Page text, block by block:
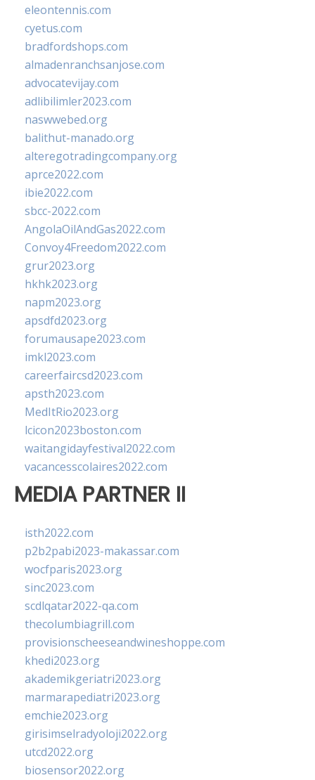
eleontennis.com
cyetus.com
bradfordshops.com
almadenranchsanjose.com
advocatevijay.com
adlibilimler2023.com
naswwebed.org
balithut-manado.org
alteregotradingcompany.org
aprce2022.com
ibie2022.com
sbcc-2022.com
AngolaOilAndGas2022.com
Convoy4Freedom2022.com
grur2023.org
hkhk2023.org
napm2023.org
apsdfd2023.org
forumausape2023.com
imkl2023.com
careerfaircsd2023.com
apsth2023.com
MedItRio2023.org
lcicon2023boston.com
waitangidayfestival2022.com
vacancesscolaires2022.com
MEDIA PARTNER II
isth2022.com
p2b2pabi2023-makassar.com
wocfparis2023.org
sinc2023.com
scdlqatar2022-qa.com
thecolumbiagrill.com
provisionscheeseandwineshoppe.com
khedi2023.org
akademikgeriatri2023.org
marmarapediatri2023.org
emchie2023.org
girisimselradyoloji2022.org
utcd2022.org
biosensor2022.org